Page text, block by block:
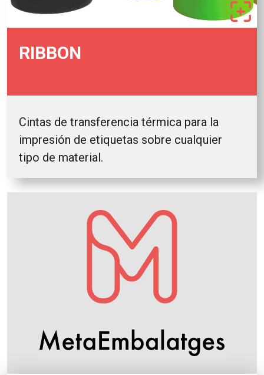
RIBBON
Cintas de transferencia térmica para la
impresión de etiquetas sobre cualquier
tipo de material.